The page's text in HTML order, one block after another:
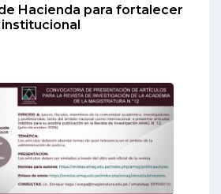
Hacienda para fortalecer